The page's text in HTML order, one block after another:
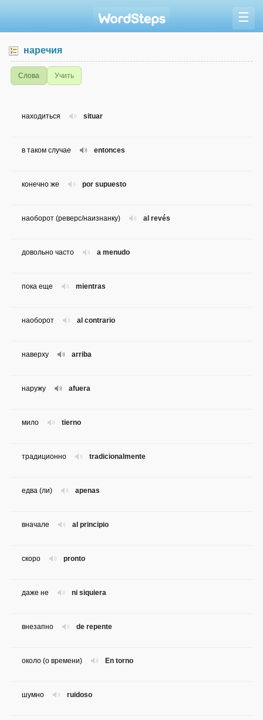
☰
наречия
Слова Учить
situar
находиться
entonces
в таком случае
por supuesto
конечно же
al revés
наоборот (реверс/наизнанку)
a menudo
довольно часто
mientras
пока еще
al contrario
наоборот
arriba
наверху
afuera
наружу
tierno
мило
tradicionalmente
традиционно
apenas
едва (ли)
al principio
вначале
pronto
скоро
ni siquiera
даже не
de repente
внезапно
En torno
около (о времени)
ruidoso
шумно